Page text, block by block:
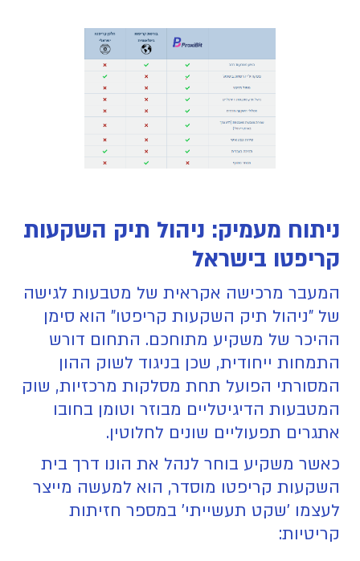
ניתוח מעמיק: ניהול תיק השקעות
קריפטו בישראל
המעבר מרכישה אקראית של מטבעות לגישה
של "ניהול תיק השקעות קריפטו" הוא סימן
ההיכר של משקיע מתוחכם. התחום דורש
התמחות ייחודית, שכן בניגוד לשוק ההון
המסורתי הפועל תחת מסלקות מרכזיות, שוק
המטבעות הדיגיטליים מבוזר וטומן בחובו
אתגרים תפעוליים שונים לחלוטין.
כאשר משקיע בוחר לנהל את הונו דרך בית
השקעות קריפטו מוסדר, הוא למעשה מייצר
לעצמו 'שקט תעשייתי' במספר חזיתות
קריטיות: